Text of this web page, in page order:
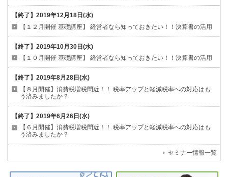
【終了】 2019年12月18日(水)
【１２月開催 基礎講座】 経営者なら知っておきたい！！決算書の活用
【終了】 2019年10月30日(水)
【１０月開催 基礎講座】 経営者なら知っておきたい！！決算書の活用
【終了】 2019年8月28日(水)
【８月開催】消費税増税間近！！ 税率アップと軽減税率への対応はも
う済みましたか？
【終了】 2019年6月26日(水)
【６月開催】消費税増税間近！！ 税率アップと軽減税率への対応はも
う済みましたか？
セミナー情報一覧